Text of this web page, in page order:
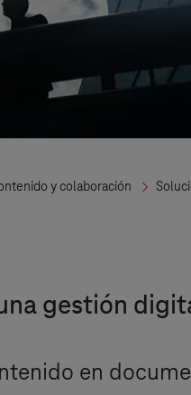
y colaboración
gestión
en